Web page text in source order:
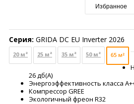
Избранное
Серия: GRIDA DC EU Inverter 2026
20 м² 25 м² 35 м² 50 м² 65 м²
26 дб(А)
Энергоэффективность класса
Компрессор GREE
Экологичный фреон R32